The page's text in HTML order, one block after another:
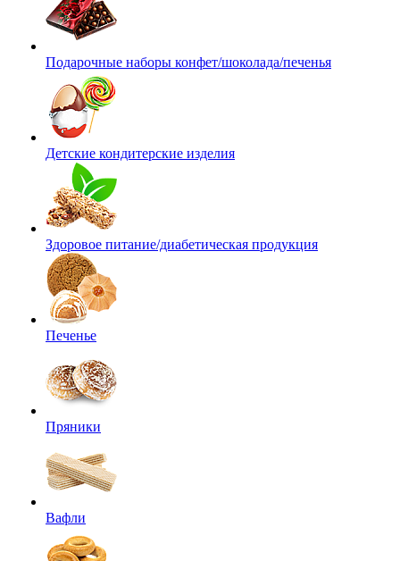
Подарочные наборы конфет/шоколада/печенья
Детские кондитерские изделия
Здоровое питание/диабетическая продукция
Печенье
Пряники
Вафли